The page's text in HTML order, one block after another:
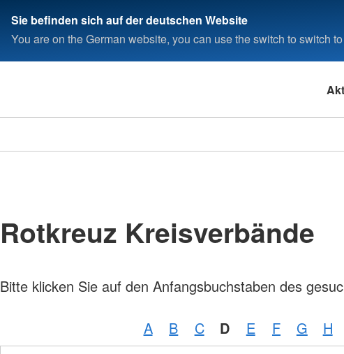
Sie befinden sich auf der deutschen Website
You are on the German website, you can use the switch to switch
Rotkreuz Kreisverbände
Bitte klicken Sie auf den Anfangsbuchstaben des
A B C D E F G H